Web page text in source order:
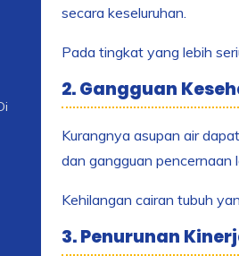
secara keseluruhan.
Pada tingkat yang lebih
2. Gangguan
Kurangnya asupan air
dan gangguan pencernaan
Kehilangan cairan tubuh
3. Penurunan